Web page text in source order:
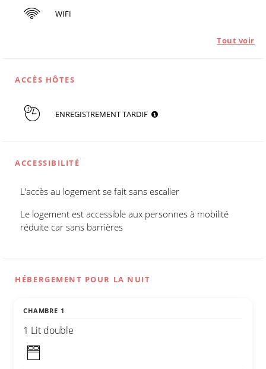
WIFI
Tout voir
ACCÈS HÔTES
ENREGISTREMENT TARDIF
ACCESSIBILITÉ
L’accès au logement se fait sans escalier
Le logement est accessible aux personnes à mobilité
réduite car sans barrières
HÉBERGEMENT POUR LA NUIT
CHAMBRE 1
1 Lit double